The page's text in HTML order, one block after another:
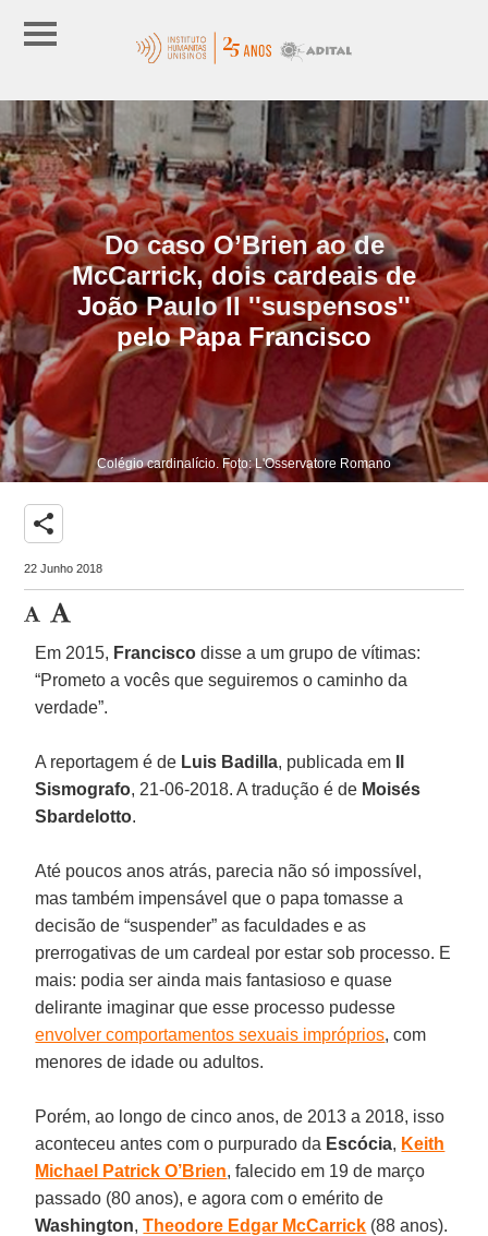
Do caso O’Brien ao de
McCarrick, dois cardeais de
João Paulo II ''suspensos''
pelo Papa Francisco
Colégio cardinalício. Foto: L'Osservatore Romano
share
22 Junho 2018
Em 2015, Francisco disse a um grupo de vítimas:
“Prometo a vocês que seguiremos o caminho da
verdade”.
A reportagem é de Luis Badilla, publicada em
Sismografo, 21-06-2018. A tradução é de Moisés
Sbardelotto.
Até poucos anos atrás, parecia não só impossível,
mas também impensável que o papa tomasse a
decisão de “suspender” as faculdades e as
prerrogativas de um cardeal por estar sob processo. E
mais: podia ser ainda mais fantasioso e quase
delirante imaginar que esse processo pudesse
envolver comportamentos sexuais impróprios, com
menores de idade ou adultos.
Porém, ao longo de cinco anos, de 2013 a 2018, isso
aconteceu antes com o purpurado da Escócia, Keith
Michael Patrick O’Brien, falecido em 19 de março
passado (80 anos), e agora com o emérito de
Washington,Theodore Edgar McCarrick (88 anos).